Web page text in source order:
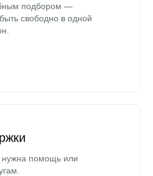
подбором —
свободно в одной
помощь или